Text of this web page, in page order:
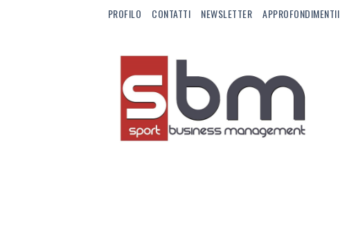
PROFILO CONTATTI NEWSLETTER APPROFONDIMENTII